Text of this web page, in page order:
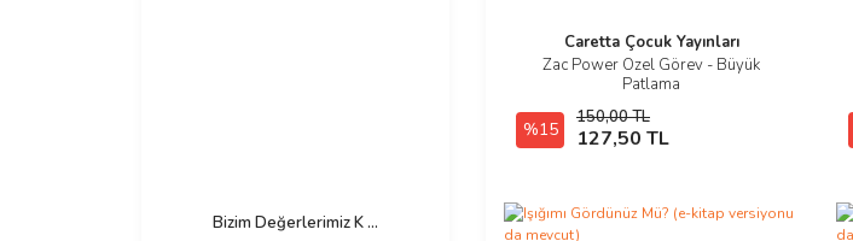
Bizim Değerlerimiz K ...
Caretta Çocuk Yayınları
Zac Power Özel Görev - Büyük
Patlama
%15
150,00 TL
127,50 TL
İncele
Hızlı Satın Al